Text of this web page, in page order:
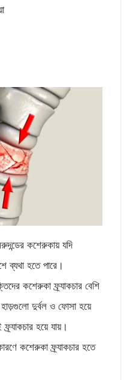
কশেরুকায় যদি
ব্যথা হতে পারে।
কশেরুকা ফ্র্যাকচার বেশি
দুর্বল ও ফোসা হয়ে
হয়ে যায়।
কশেরুকা ফ্র্যাকচার হতে